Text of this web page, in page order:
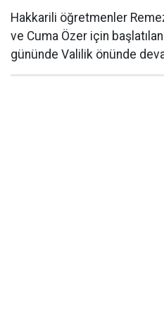
Hakkarili öğretmenler
ve Cuma Özer için
gününde Valilik önünde